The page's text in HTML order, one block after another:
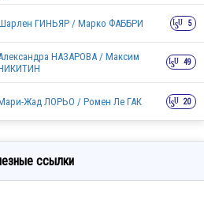
ГИНЬЯР / Марко ФАББРИ 5
НАЗАРОВА / Максим
49
Жад ЛОРЬО / Ромен Ле ГАК 20
ссылки